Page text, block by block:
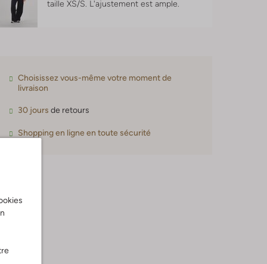
taille XS/S. L'ajustement estample
Choisissez vous-même votre moment de
livraison
30 jours de retours
Shopping en ligne en toute sécurité